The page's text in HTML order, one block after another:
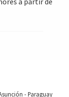
- Paraguay